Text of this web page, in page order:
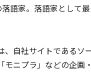
家。落語家として最
、自社サイトであるソ
モニプラ」などの企画